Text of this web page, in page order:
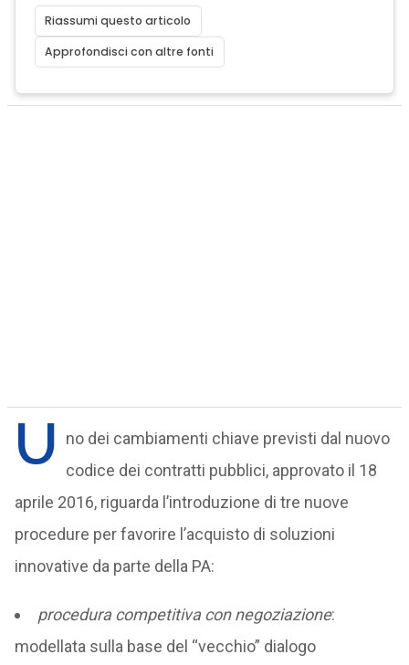
Riassumi questo articolo
Approfondisci con altre fonti
U
no dei cambiamenti chiave previsti dal nuovo
codice dei contratti pubblici, approvato il 18
aprile 2016, riguarda l’introduzione di tre nuove
procedure per favorire l’acquisto di soluzioni
innovative da parte della PA:
procedura competitiva con negoziazione:
modellata sulla base del “vecchio” dialogo